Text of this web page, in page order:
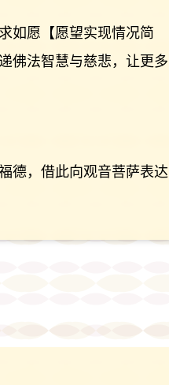
如愿【愿望实现情况简
佛法智慧与慈悲，让更多
德，借此向观音菩萨表达